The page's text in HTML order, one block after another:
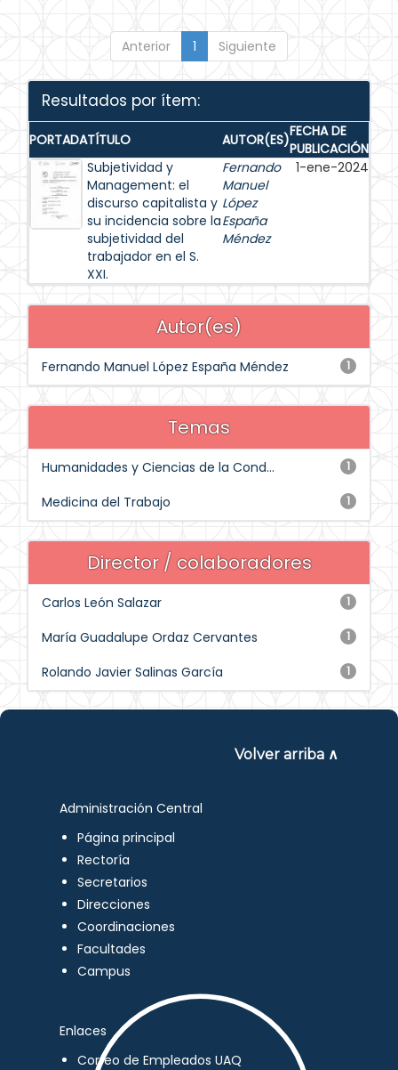
Anterior 1 Siguiente
Resultados por ítem:
PORTADATÍTULO AUTOR(ES)FECHA DE
PUBLICACIÓN
Subjetividad y
Management: el
discurso capitalista y
su incidencia sobre la
subjetividad del
trabajador en el S.
XXI.
Fernando
Manuel
López
España
Méndez
1-ene-2024
Autor(es)
1
Fernando Manuel López España Méndez
Temas
1
Humanidades y Ciencias de la Cond...
1
Medicina del Trabajo
Director / colaboradores
1
Carlos León Salazar
1
María Guadalupe Ordaz Cervantes
1
Rolando Javier Salinas García
Volver arriba ∧
Administración Central
Página principal
Rectoría
Secretarios
Direcciones
Coordinaciones
Facultades
Campus
Enlaces
Correo de Empleados UAQ